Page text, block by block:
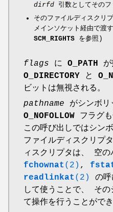
dirfd 引数としてそのフ
そのファイルディスクリ
メインソケット経由で渡
SCM_RIGHTS を参照)
flags に O_PATH
が
O_DIRECTORY と
ビットは無視される。
pathname がシンボリ
O_NOFOLLOW フラグ
この呼び出しではシン
ファイルディスクリプ
ィスクリプタは、 空の
fchownat (2) ,
readlinkat (2) の
して使うことで、 その
て操作を行うことができ